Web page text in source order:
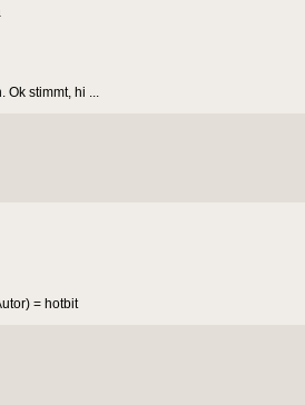
stimmt, hi ...
= hotbit